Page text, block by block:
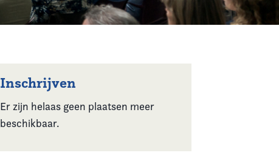
Inschrijven
Er zijn helaas geen plaatsen meer
beschikbaar.